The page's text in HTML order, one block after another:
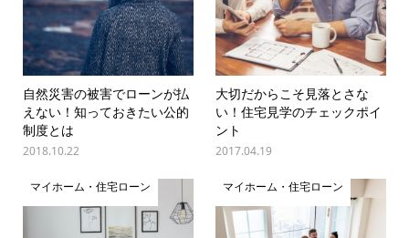
自然災害の被害でローンが払
えない！知っておきたい公的
制度とは
2018.10.22
大切だからこそ見落とさな
い！住宅見学のチェックポイ
ント
2017.04.19
マイホーム・住宅ローン マイホーム・住宅ローン